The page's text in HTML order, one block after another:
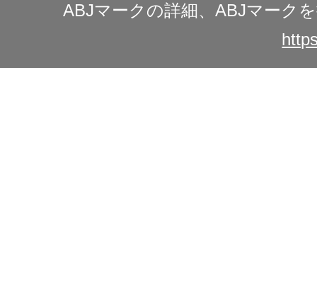
ABJマークの詳細、ABJマーク